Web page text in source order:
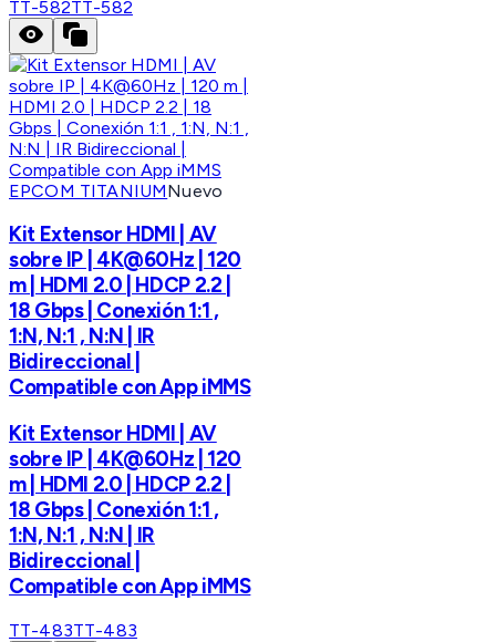
TT-582TT-582
EPCOM TITANIUMNuevo
Kit Extensor HDMI | AV
sobre IP | 4K@60Hz | 120
m | HDMI 2.0 | HDCP 2.2 |
18 Gbps | Conexión 1:1 ,
1:N, N:1 , N:N | IR
Bidireccional |
Compatible con App iMMS
Kit Extensor HDMI | AV
sobre IP | 4K@60Hz | 120
m | HDMI 2.0 | HDCP 2.2 |
18 Gbps | Conexión 1:1 ,
1:N, N:1 , N:N | IR
Bidireccional |
Compatible con App iMMS
TT-483TT-483